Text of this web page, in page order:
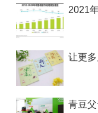
2021
让更
青豆